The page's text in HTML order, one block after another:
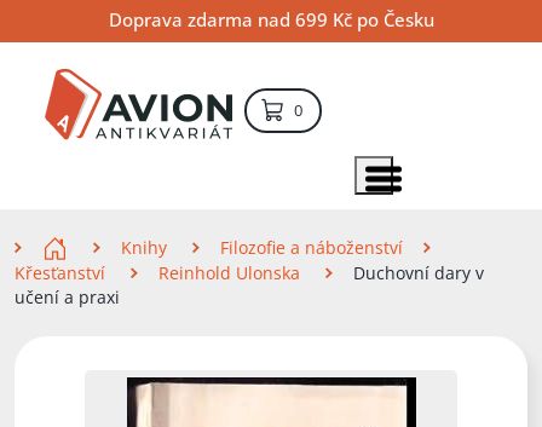
na
obsah
na
navigaci
na
vyhledávání
Doprava zdarma nad 699 Kč po Česku
0položek – košík
Zobrazit položky menu
Knihy
Filozofie a náboženství
Křesťanství
Reinhold Ulonska
Duchovní dary v
učení a praxi